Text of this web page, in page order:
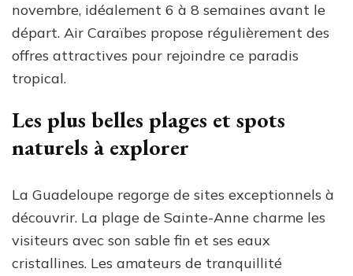
novembre, idéalement 6 à 8 semaines avant le
départ. Air Caraïbes propose régulièrement des
offres attractives pour rejoindre ce paradis
tropical.
Les plus belles plages et spots
naturels à explorer
La Guadeloupe regorge de sites exceptionnels à
découvrir. La plage de Sainte-Anne charme les
visiteurs avec son sable fin et ses eaux
cristallines. Les amateurs de tranquillité